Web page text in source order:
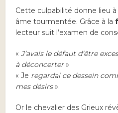
Cette culpabilité donne lieu à
âme tourmentée. Grâce à la
lecteur suit l’examen de
«J’avais le défaut d’être
à déconcerter»
« Je regardai ce dessein
mes désirs».
Or le chevalier des Grieux